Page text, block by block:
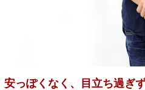
安っぽくなく、目立ち過ぎ